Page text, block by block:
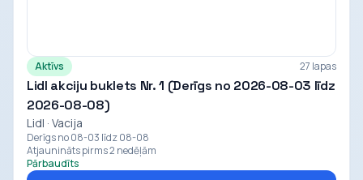
Aktīvs 27 lapas
Lidl akciju buklets Nr. 1 (Derīgs no 2026-08-03 līdz
2026-08-08)
Lidl · Vacija
Derīgs no 08-03 līdz 08-08
Atjaunināts pirms 2 nedēļām
Pārbaudīts